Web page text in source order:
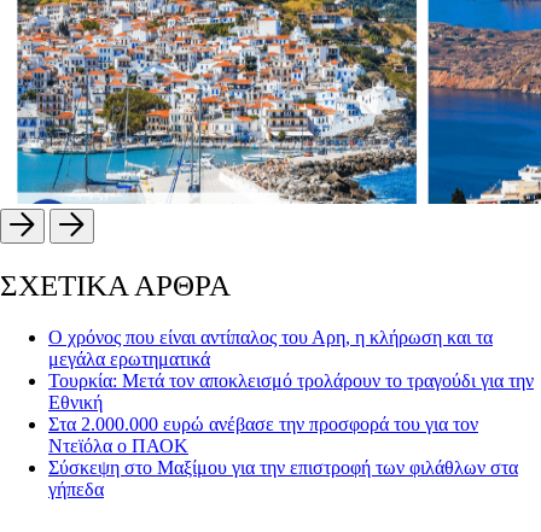
ΣΧΕΤΙΚΑ ΑΡΘΡΑ
Ο χρόνος που είναι αντίπαλος του Αρη, η κλήρωση και τα
μεγάλα ερωτηματικά
Τουρκία: Μετά τον αποκλεισμό τρολάρουν το τραγούδι για την
Εθνική
Στα 2.000.000 ευρώ ανέβασε την προσφορά του για τον
Ντεϊόλα ο ΠΑΟΚ
Σύσκεψη στο Μαξίμου για την επιστροφή των φιλάθλων στα
γήπεδα